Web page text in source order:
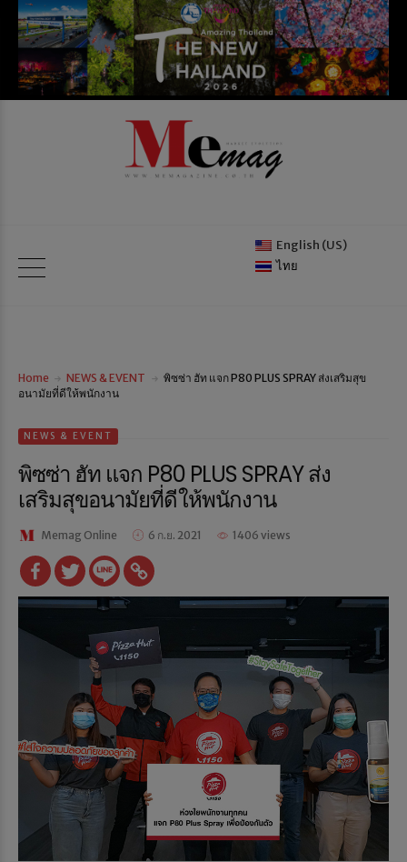
English (US)
ไทย
Home NEWS & EVENT
พิซซ่า ฮัท แจก P80 PLUS SPRAY ส่งเสริมสุข
อนามัยที่ดีให้พนักงาน
NEWS & EVENT
พิซซ่า ฮัท แจก P80 PLUS SPRAY ส่ง
เสริมสุขอนามัยที่ดีให้พนักงาน
Memag Online 6 ก.ย. 2021 1406 views